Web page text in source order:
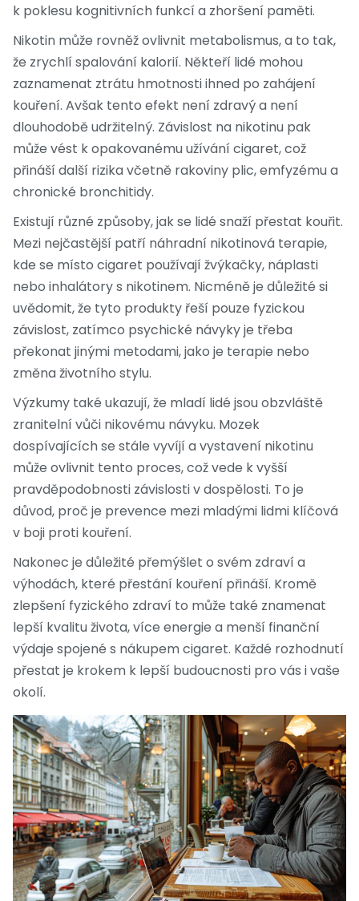
k poklesu kognitivních funkcí a zhoršení paměti.
Nikotin může rovněž ovlivnit metabolismus, a to tak,
že zrychlí spalování kalorií. Někteří lidé mohou
zaznamenat ztrátu hmotnosti ihned po zahájení
kouření. Avšak tento efekt není zdravý a není
dlouhodobě udržitelný. Závislost na nikotinu pak
může vést k opakovanému užívání cigaret, což
přináší další rizika včetně rakoviny plic, emfyzému a
chronické bronchitidy.
Existují různé způsoby, jak se lidé snaží přestat kouřit.
Mezi nejčastější patří náhradní nikotinová terapie,
kde se místo cigaret používají žvýkačky, náplasti
nebo inhalátory s nikotinem. Nicméně je důležité si
uvědomit, že tyto produkty řeší pouze fyzickou
závislost, zatímco psychické návyky je třeba
překonat jinými metodami, jako je terapie nebo
změna životního stylu.
Výzkumy také ukazují, že mladí lidé jsou obzvláště
zranitelní vůči nikovému návyku. Mozek
dospívajících se stále vyvíjí a vystavení nikotinu
může ovlivnit tento proces, což vede k vyšší
pravděpodobnosti závislosti v dospělosti. To je
důvod, proč je prevence mezi mladými lidmi klíčová
v boji proti kouření.
Nakonec je důležité přemýšlet o svém zdraví a
výhodách, které přestání kouření přináší. Kromě
zlepšení fyzického zdraví to může také znamenat
lepší kvalitu života, více energie a menší finanční
výdaje spojené s nákupem cigaret. Každé rozhodnutí
přestat je krokem k lepší budoucnosti pro vás i vaše
okolí.